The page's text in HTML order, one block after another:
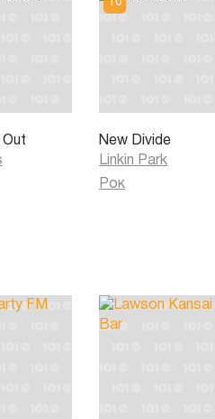
New Divide
Linkin Park
Рок